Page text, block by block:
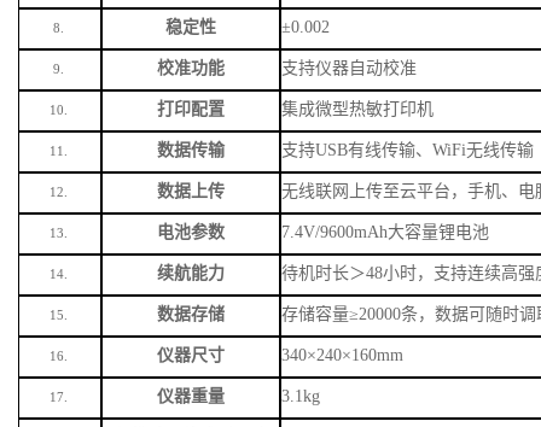
8. 稳定性 ±0.002
9. 校准功能 支持仪器自动校准
10. 打印配置 集成微型热敏打印机
11. 数据传输 支持USB有线传输、WiFi无线传输
12. 数据上传 无线联网上传至云平台，手机、
13. 电池参数 7.4V/9600mAh大容量锂电池
14. 续航能力 待机时长＞48小时，支持连续高
15. 数据存储 存储容量≥20000条，数据可随时
16. 仪器尺寸 340×240×160mm
17. 仪器重量 3.1kg